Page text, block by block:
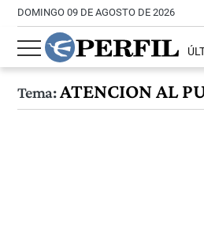
DOMINGO 09 DE AGOSTO DE 2026
Tema:ATENCION AL